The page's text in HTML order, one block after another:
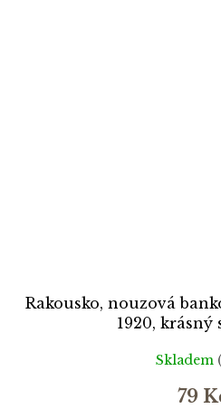
Rakousko, nouzová
1920, krásný
Skladem
79